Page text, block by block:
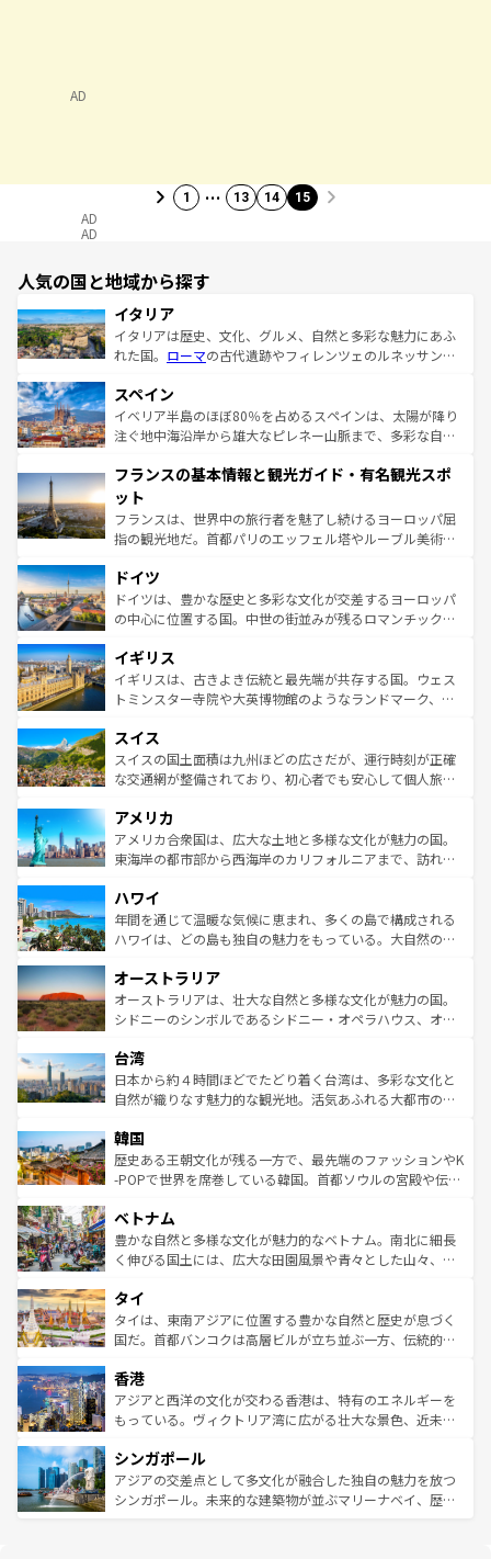
AD
1 … 13 14 15
AD
AD
人気の国と地域から探す
イタリア
イタリアは歴史、文化、グルメ、自然と多彩な魅力にあふ
れた国。 ローマの古代遺跡やフィレンツェのルネッサンス
ろん、トスカーナの美しい田園風景やアマルフィ海岸の絶
景など、自然景観も見逃せない。観光の合間には、本場の
ピザやパスタなど、絶品のイタリア料理を堪能することも
ませてくれるイタリアで、忘れられない旅をしてみよう！
なお、新着のイタリア情報は
しい。
スペイン
イベリア半島のほぼ80％を占めるスペインは、太陽が降り
注ぐ地中海沿岸から雄大なピレネー山脈まで、多彩な自然
文化が根付くこの国では、情熱的なフラメンコ、熱気あふ
れる闘牛、そして美味しいタパスが生活の一部となってい
る。首都マドリードの洗練された雰囲気や、バルセロナの
アートに溢れた街角から、地方では古代ローマ遺跡や中世
せる。地方によって風土や気候が異なるスペインはその個
性で訪れる人を魅了する。 なお、新着のスペイン情報は コ
ンテンツ一覧を参照してほしい。
フランスの基本情報と観光ガイド・有名観光スポ
ット
フランスは、世界中の旅行者を魅了し続けるヨーロッパ屈
指の観光地だ。首都パリのエッフェル塔やルーブル美術館
で、幅広い魅力が詰まっている。華麗な宮殿、歴史的な大
聖堂、美しいビーチ、そして豊かな自然が、訪れる者を心
から魅了する。また、フランスは美食の国としても知ら
いる。シャンパンの発祥地であるランス、プロヴァンスの
香り高いラベンダー畑など、多彩な楽しみ方が可能だ。さ
らに、パリ以外の地域にも魅力が溢れており、どの街角に
れる地方に足を運ぶとそれぞれで全く異なる文化を体験で
きるだろう。 なお、新着のフランス情報はコンテンツ一覧
を参照してほしい。
ドイツ
ドイツは、豊かな歴史と多彩な文化が交差するヨーロッパ
の中心に位置する国。中世の街並みが残るロマンチック街
顔を持つこの国は、どこを歩いても飽きることがない。ベ
ルリンの文化的活気、バイエルン州のアルプスの絶景、そ
してライン川沿いのワイン畑といった風景は必見。ビール
は、お酒好きな人にはぜひ体験してほしい。 なお、新着の
ドイツ情報はコンテンツ一覧を参照してほしい。
イギリス
イギリスは、古きよき伝統と最先端が共存する国。ウェス
トミンスター寺院や大英博物館のようなランドマーク、歴
リアごとに異なる魅力がある。また、優雅なアフタヌーン
ティー、ビール好きにはたまらない英国パブ、サッカー観
戦など、本場だからこそできる体験も豊富。イギリスを旅
ンツ一覧を参照してほしい。
スイス
スイスの国土面積は九州ほどの広さだが、運行時刻が正確
な交通網が整備されており、初心者でも安心して個人旅行
の建物がそのまま残る町や、スイスならではのユニークな
博物館もあり、アルプス観光だけでなく町歩きも満喫する
ことができる。国民の所得が高いため物価も高いが、旅行
ば市内交通費無料で観光を楽しむこともできる。 なお、新
着のスイス情報はコンテンツ一覧 を参照してほしい。
アメリカ
アメリカ合衆国は、広大な土地と多様な文化が魅力の国。
東海岸の都市部から西海岸のカリフォルニアまで、訪れる
のような巨大都市は、観光、ショッピング、エンターテイ
ンメントが詰まった刺激的なスポットだ。一方、アメリカ
西部には大自然が広がり、グランドキャニオンやイエロー
部のニューオーリンズでは、音楽と美食が融合した独特の
文化が魅力。旅行者はアメリカの各地域で異なる魅力を楽
しみながら、その多様性と豊かな歴史を感じることができ
ならではの贅沢な旅のスタイルだ。 なお、新着のアメリカ
情報はコンテンツ一覧を参照してほしい。
ハワイ
年間を通じて温暖な気候に恵まれ、多くの島で構成される
ハワイは、どの島も独自の魅力をもっている。大自然の神
ワイ島は見逃せない。また、定番の観光地といえばオアフ
島だが、静かな自然を求めるならマウイ島やカウアイ島が
おすすめ。エメラルドグリーンに輝く海をはじめ、豊かな
れるおもてなしの心で訪れる人々を迎えてくれるハワイの
人々、おいしいローカルフードやハワイアンミュージッ
ク、伝統的なフラダンスなど、すべてがハワイの魅力を彩
ワイを、存分に味わってほしい。 なお、新着のハワイ情報
はコンテンツ一覧を参照してほしい。
オーストラリア
オーストラリアは、壮大な自然と多様な文化が魅力の国。
シドニーのシンボルであるシドニー・オペラハウス、オー
リアリーフや大陸中央部にそびえるウルル（エアーズロッ
ク）、タスマニアの美しい原生林やケアンズの熱帯雨林な
ど、見どころがたくさん。また、カフェやワイン、オージ
いる。アクティビティも充実しており、サーフィンやダイ
ビング、ハイキングなど、アウトドア好きにはたまらな
い。オーストラリアの多彩な魅力を存分に味わいつくそ
参照してほしい。
台湾
日本から約４時間ほどでたどり着く台湾は、多彩な文化と
自然が織りなす魅力的な観光地。活気あふれる大都市の台
ン）、静ひつな山岳地帯である台湾東部など、都市の喧騒
と山間の静けさが共存しており、訪れる人に新しい発見と
驚きをもたらしてくれる。また、奥深い台湾の食文化も魅
容にもいいと評判のスイーツなど、バラエティ豊かな料理
が味わえる。 なお、新着の台湾情報は コンテンツ一覧を参
照してほしい。
韓国
歴史ある王朝文化が残る一方で、最先端のファッションやK
-POPで世界を席巻している韓国。首都ソウルの宮殿や伝統
き、地方に足を延ばせば四季折々の自然美を楽しむことが
できる。そして、キムチや焼肉、絶品のストリートフード
まで、さまざまな韓国料理が待っている。夜には、韓国な
リティに包まれながら、韓国の多彩な魅力を心ゆくまで味
わってみてほしい。 なお、新着の韓国情報はコンテンツ一
覧を参照してほしい。
ベトナム
豊かな自然と多様な文化が魅力的なベトナム。南北に細長
く伸びる国土には、広大な田園風景や青々とした山々、世
急速な発展と共に伝統が息づく。ハノイの古い町並みやホ
ーチミン市のフランス統治時代の建物も、独特の雰囲気を
醸し出している。また、バラエティの豊かさとおいしさで
とつ。フォーやバインミー、ベトナムコーヒーなどは、ぜ
ひ現地で味わいたい。どの地域を訪れてもあたたかい人々
が旅行者を迎えてくれるので、きっと忘れられない旅にな
参照してほしい。
タイ
タイは、東南アジアに位置する豊かな自然と歴史が息づく
国だ。首都バンコクは高層ビルが立ち並ぶ一方、伝統的な
の活気が交差している。北部ではチェンマイなどの山岳地
帯で自然と触れ合い、南部ではプーケットやクラビの美し
いビーチでリゾート気分を楽しむことができる。タイ料理
激する。気候は一年中温暖で、どの季節にも異なる楽しみ
が待っている。親しみやすいタイの人々、仏教を中心とし
た文化、そして多様な観光資源が、訪れる旅人を魅了し続
香港
アジアと西洋の文化が交わる香港は、特有のエネルギーを
もっている。ヴィクトリア湾に広がる壮大な景色、近未来
み、どこを訪れても感動するはず。観光スポットが密集し
ており、効率よく見どころを回れるのも魅力。息をのむよ
うな絶景から文化的な体験まで、香港を存分に楽しみ尽く
シンガポール
アジアの交差点として多文化が融合した独自の魅力を放つ
シンガポール。未来的な建築物が並ぶマリーナベイ、歴史